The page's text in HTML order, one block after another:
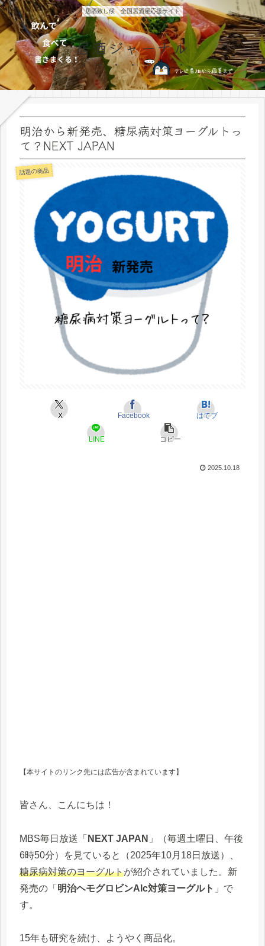
居酒致し候 全国居酒屋応援サイト
居酒ジャーナル
明治から新発売、糖尿病対策ヨーグルトっ
て？NEXT JAPAN
話題の商品
X Facebook はてブ
LINE コピー
2025.10.18
【本サイトのリンク先には広告が含まれています】
皆さん、こんにちは！
MBS毎日放送「 NEXT JAPAN 」（毎週土曜日、午後
6時50分）を見ていると（2025年10月18日放送）、
糖尿病対策のヨーグルトが紹介されていました。新
発売の「 明治ヘモグロビンAlc対策ヨーグルト 」で
す。
15年も研究を続け、ようやく商品化。